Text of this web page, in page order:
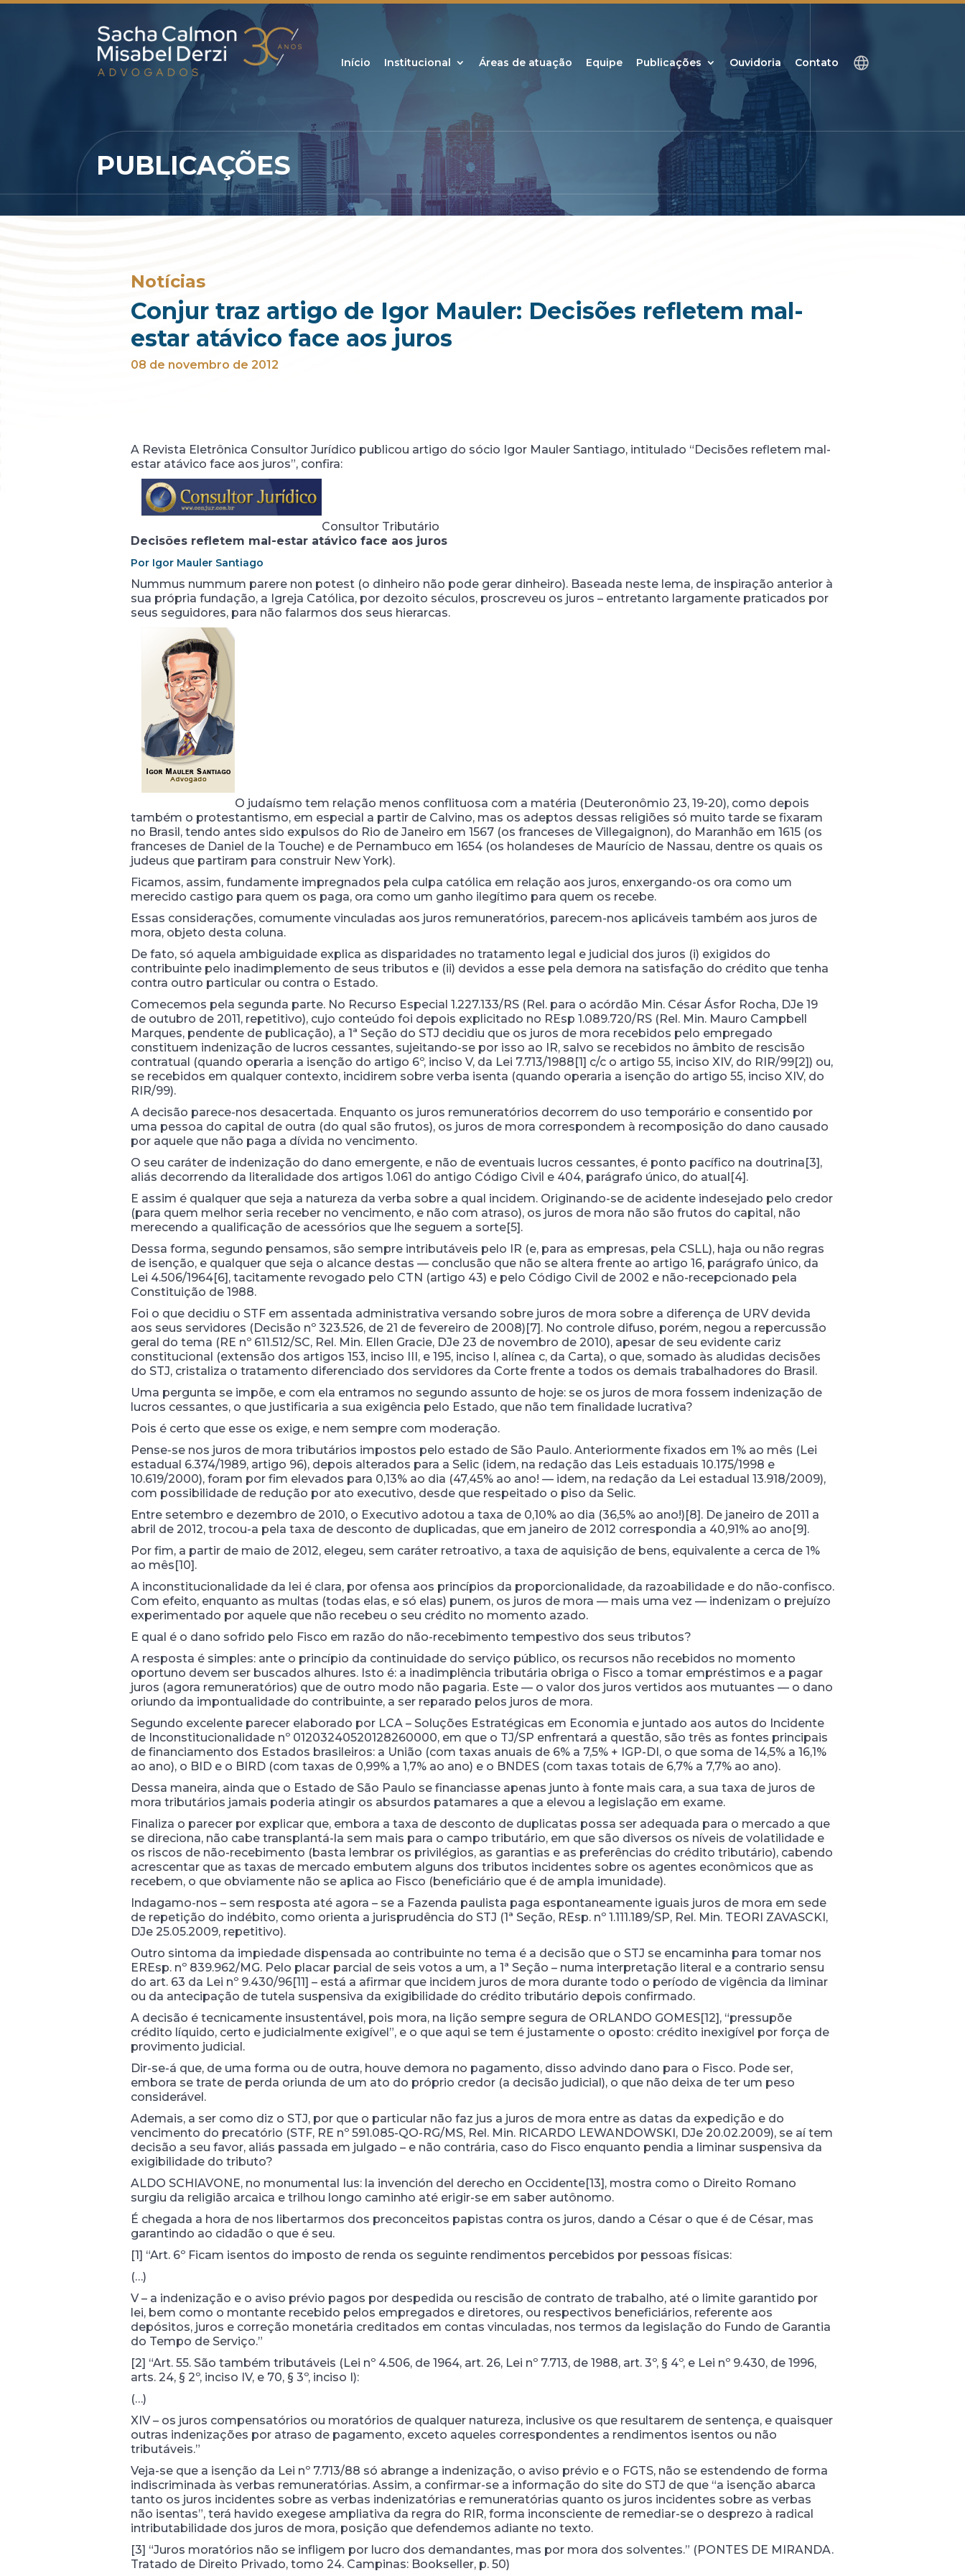
Início Institucional Áreas de atuação Equipe Publicações Ouvidoria Contato
PUBLICAÇÕES
Notícias
Conjur traz artigo de Igor Mauler: Decisões refletem mal-
estar atávico face aos juros
08 de novembro de 2012
A Revista Eletrônica Consultor Jurídico publicou artigo do sócio Igor Mauler Santiago, intitulado “Decisões refletem mal-
estar atávico face aos juros”, confira:
Consultor Tributário
Decisões refletem mal-estar atávico face aos juros
Por Igor Mauler Santiago
Nummus nummum parere non potest (o dinheiro não pode gerar dinheiro). Baseada neste lema, de inspiração anterior à
sua própria fundação, a Igreja Católica, por dezoito séculos, proscreveu os juros – entretanto largamente praticados por
seus seguidores, para não falarmos dos seus hierarcas.
O judaísmo tem relação menos conflituosa com a matéria (Deuteronômio 23, 19-20), como depois
também o protestantismo, em especial a partir de Calvino, mas os adeptos dessas religiões só muito tarde se fixaram
no Brasil, tendo antes sido expulsos do Rio de Janeiro em 1567 (os franceses de Villegaignon), do Maranhão em 1615 (os
franceses de Daniel de la Touche) e de Pernambuco em 1654 (os holandeses de Maurício de Nassau, dentre os quais os
judeus que partiram para construir New York).
Ficamos, assim, fundamente impregnados pela culpa católica em relação aos juros, enxergando-os ora como um
merecido castigo para quem os paga, ora como um ganho ilegítimo para quem os recebe.
Essas considerações, comumente vinculadas aos juros remuneratórios, parecem-nos aplicáveis também aos juros de
mora, objeto desta coluna.
De fato, só aquela ambiguidade explica as disparidades no tratamento legal e judicial dos juros (i) exigidos do
contribuinte pelo inadimplemento de seus tributos e (ii) devidos a esse pela demora na satisfação do crédito que tenha
contra outro particular ou contra o Estado.
Comecemos pela segunda parte. No Recurso Especial 1.227.133/RS (Rel. para o acórdão Min. César Ásfor Rocha, DJe 19
de outubro de 2011, repetitivo), cujo conteúdo foi depois explicitado no REsp 1.089.720/RS (Rel. Min. Mauro Campbell
Marques, pendente de publicação), a 1ª Seção do STJ decidiu que os juros de mora recebidos pelo empregado
constituem indenização de lucros cessantes, sujeitando-se por isso ao IR, salvo se recebidos no âmbito de rescisão
contratual (quando operaria a isenção do artigo 6º, inciso V, da Lei 7.713/1988[1] c/c o artigo 55, inciso XIV, do RIR/99[2]) ou,
se recebidos em qualquer contexto, incidirem sobre verba isenta (quando operaria a isenção do artigo 55, inciso XIV, do
RIR/99).
A decisão parece-nos desacertada. Enquanto os juros remuneratórios decorrem do uso temporário e consentido por
uma pessoa do capital de outra (do qual são frutos), os juros de mora correspondem à recomposição do dano causado
por aquele que não paga a dívida no vencimento.
O seu caráter de indenização do dano emergente, e não de eventuais lucros cessantes, é ponto pacífico na doutrina[3],
aliás decorrendo da literalidade dos artigos 1.061 do antigo Código Civil e 404, parágrafo único, do atual[4].
E assim é qualquer que seja a natureza da verba sobre a qual incidem. Originando-se de acidente indesejado pelo credor
(para quem melhor seria receber no vencimento, e não com atraso), os juros de mora não são frutos do capital, não
merecendo a qualificação de acessórios que lhe seguem a sorte[5].
Dessa forma, segundo pensamos, são sempre intributáveis pelo IR (e, para as empresas, pela CSLL), haja ou não regras
de isenção, e qualquer que seja o alcance destas — conclusão que não se altera frente ao artigo 16, parágrafo único, da
Lei 4.506/1964[6], tacitamente revogado pelo CTN (artigo 43) e pelo Código Civil de 2002 e não-recepcionado pela
Constituição de 1988.
Foi o que decidiu o STF em assentada administrativa versando sobre juros de mora sobre a diferença de URV devida
aos seus servidores (Decisão nº 323.526, de 21 de fevereiro de 2008)[7]. No controle difuso, porém, negou a repercussão
geral do tema (RE nº 611.512/SC, Rel. Min. Ellen Gracie, DJe 23 de novembro de 2010), apesar de seu evidente cariz
constitucional (extensão dos artigos 153, inciso III, e 195, inciso I, alínea c, da Carta), o que, somado às aludidas decisões
do STJ, cristaliza o tratamento diferenciado dos servidores da Corte frente a todos os demais trabalhadores do Brasil.
Uma pergunta se impõe, e com ela entramos no segundo assunto de hoje: se os juros de mora fossem indenização de
lucros cessantes, o que justificaria a sua exigência pelo Estado, que não tem finalidade lucrativa?
Pois é certo que esse os exige, e nem sempre com moderação.
Pense-se nos juros de mora tributários impostos pelo estado de São Paulo. Anteriormente fixados em 1% ao mês (Lei
estadual 6.374/1989, artigo 96), depois alterados para a Selic (idem, na redação das Leis estaduais 10.175/1998 e
10.619/2000), foram por fim elevados para 0,13% ao dia (47,45% ao ano! — idem, na redação da Lei estadual 13.918/2009),
com possibilidade de redução por ato executivo, desde que respeitado o piso da Selic.
Entre setembro e dezembro de 2010, o Executivo adotou a taxa de 0,10% ao dia (36,5% ao ano!)[8]. De janeiro de 2011 a
abril de 2012, trocou-a pela taxa de desconto de duplicadas, que em janeiro de 2012 correspondia a 40,91% ao ano[9].
Por fim, a partir de maio de 2012, elegeu, sem caráter retroativo, a taxa de aquisição de bens, equivalente a cerca de 1%
ao mês[10].
A inconstitucionalidade da lei é clara, por ofensa aos princípios da proporcionalidade, da razoabilidade e do não-confisco.
Com efeito, enquanto as multas (todas elas, e só elas) punem, os juros de mora — mais uma vez — indenizam o prejuízo
experimentado por aquele que não recebeu o seu crédito no momento azado.
E qual é o dano sofrido pelo Fisco em razão do não-recebimento tempestivo dos seus tributos?
A resposta é simples: ante o princípio da continuidade do serviço público, os recursos não recebidos no momento
oportuno devem ser buscados alhures. Isto é: a inadimplência tributária obriga o Fisco a tomar empréstimos e a pagar
juros (agora remuneratórios) que de outro modo não pagaria. Este — o valor dos juros vertidos aos mutuantes — o dano
oriundo da impontualidade do contribuinte, a ser reparado pelos juros de mora.
Segundo excelente parecer elaborado por LCA – Soluções Estratégicas em Economia e juntado aos autos do Incidente
de Inconstitucionalidade nº 01203240520128260000, em que o TJ/SP enfrentará a questão, são três as fontes principais
de financiamento dos Estados brasileiros: a União (com taxas anuais de 6% a 7,5% + IGP-DI, o que soma de 14,5% a 16,1%
ao ano), o BID e o BIRD (com taxas de 0,99% a 1,7% ao ano) e o BNDES (com taxas totais de 6,7% a 7,7% ao ano).
Dessa maneira, ainda que o Estado de São Paulo se financiasse apenas junto à fonte mais cara, a sua taxa de juros de
mora tributários jamais poderia atingir os absurdos patamares a que a elevou a legislação em exame.
Finaliza o parecer por explicar que, embora a taxa de desconto de duplicatas possa ser adequada para o mercado a que
se direciona, não cabe transplantá-la sem mais para o campo tributário, em que são diversos os níveis de volatilidade e
os riscos de não-recebimento (basta lembrar os privilégios, as garantias e as preferências do crédito tributário), cabendo
acrescentar que as taxas de mercado embutem alguns dos tributos incidentes sobre os agentes econômicos que as
recebem, o que obviamente não se aplica ao Fisco (beneficiário que é de ampla imunidade).
Indagamo-nos – sem resposta até agora – se a Fazenda paulista paga espontaneamente iguais juros de mora em sede
de repetição do indébito, como orienta a jurisprudência do STJ (1ª Seção, REsp. nº 1.111.189/SP, Rel. Min. TEORI ZAVASCKI,
DJe 25.05.2009, repetitivo).
Outro sintoma da impiedade dispensada ao contribuinte no tema é a decisão que o STJ se encaminha para tomar nos
EREsp. nº 839.962/MG. Pelo placar parcial de seis votos a um, a 1ª Seção – numa interpretação literal e a contrario sensu
do art. 63 da Lei nº 9.430/96[11] – está a afirmar que incidem juros de mora durante todo o período de vigência da liminar
ou da antecipação de tutela suspensiva da exigibilidade do crédito tributário depois confirmado.
A decisão é tecnicamente insustentável, pois mora, na lição sempre segura de ORLANDO GOMES[12], “pressupõe
crédito líquido, certo e judicialmente exigível”, e o que aqui se tem é justamente o oposto: crédito inexigível por força de
provimento judicial.
Dir-se-á que, de uma forma ou de outra, houve demora no pagamento, disso advindo dano para o Fisco. Pode ser,
embora se trate de perda oriunda de um ato do próprio credor (a decisão judicial), o que não deixa de ter um peso
considerável.
Ademais, a ser como diz o STJ, por que o particular não faz jus a juros de mora entre as datas da expedição e do
vencimento do precatório (STF, RE nº 591.085-QO-RG/MS, Rel. Min. RICARDO LEWANDOWSKI, DJe 20.02.2009), se aí tem
decisão a seu favor, aliás passada em julgado – e não contrária, caso do Fisco enquanto pendia a liminar suspensiva da
exigibilidade do tributo?
ALDO SCHIAVONE, no monumental Ius: la invención del derecho en Occidente[13], mostra como o Direito Romano
surgiu da religião arcaica e trilhou longo caminho até erigir-se em saber autônomo.
É chegada a hora de nos libertarmos dos preconceitos papistas contra os juros, dando a César o que é de César, mas
garantindo ao cidadão o que é seu.
[1] “Art. 6º Ficam isentos do imposto de renda os seguinte rendimentos percebidos por pessoas físicas:
(…)
V – a indenização e o aviso prévio pagos por despedida ou rescisão de contrato de trabalho, até o limite garantido por
lei, bem como o montante recebido pelos empregados e diretores, ou respectivos beneficiários, referente aos
depósitos, juros e correção monetária creditados em contas vinculadas, nos termos da legislação do Fundo de Garantia
do Tempo de Serviço.”
[2] “Art. 55. São também tributáveis (Lei nº 4.506, de 1964, art. 26, Lei nº 7.713, de 1988, art. 3º, § 4º, e Lei nº 9.430, de 1996,
arts. 24, § 2º, inciso IV, e 70, § 3º, inciso I):
(…)
XIV – os juros compensatórios ou moratórios de qualquer natureza, inclusive os que resultarem de sentença, e quaisquer
outras indenizações por atraso de pagamento, exceto aqueles correspondentes a rendimentos isentos ou não
tributáveis.”
Veja-se que a isenção da Lei nº 7.713/88 só abrange a indenização, o aviso prévio e o FGTS, não se estendendo de forma
indiscriminada às verbas remuneratórias. Assim, a confirmar-se a informação do site do STJ de que “a isenção abarca
tanto os juros incidentes sobre as verbas indenizatórias e remuneratórias quanto os juros incidentes sobre as verbas
não isentas”, terá havido exegese ampliativa da regra do RIR, forma inconsciente de remediar-se o desprezo à radical
intributabilidade dos juros de mora, posição que defendemos adiante no texto.
[3] “Juros moratórios não se infligem por lucro dos demandantes, mas por mora dos solventes.” (PONTES DE MIRANDA.
Tratado de Direito Privado, tomo 24. Campinas: Bookseller, p. 50)